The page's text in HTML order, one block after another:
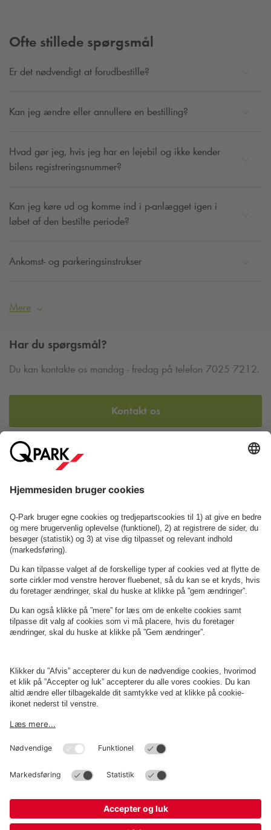
Ofte stillede spørgsmål
Er det nødvendigt at forudbestille?
Kan jeg ændre eller annullere en bestilling?
Hvad gør jeg, hvis jeg har en lejebil og ikke kender
bilens registreringsnummer?
Kan jeg køre ud og komme ind i p-anlægget igen i
løbet af den bestilte periode?
Ankomst- og parkeringsinstrukser
Mere
Har du spørgsmål?
Du kan kontakte os mandag - fredag på telefon 7025 7212.
Kontakt os
Eller find os her:
OmQ-Park
Erhverv
Betingelser og politikker
Cookieindstillinger